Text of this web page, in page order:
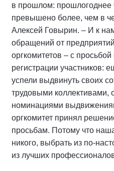
в прошлом: прошлогоднее
превышено более, чем в
Алексей Говырин. – И к
обращений от
оргкомитетов – с
регистрации участников:
успели выдвинуть своих
трудовыми коллективами,
номинациями
оргкомитет принял
просьбам. Потому что
никого, выбрать из по-
из лучших